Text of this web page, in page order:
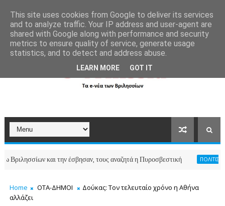
και την έσβησαν, τους αναζητά η Πυροσβεστική ΠΟΛΙΤΙΣΜΟΣ-
Home ΟΤΑ-ΔΗΜΟΙ
Δούκας: Τον τελευταίο χρόνο η Αθήνα
αλλάζει
This site uses cookies from Google to deliver its services
and to analyze traffic. Your IP address and user-agent are
shared with Google along with performance and security
metrics to ensure quality of service, generate usage
statistics, and to detect and address abuse.
LEARN MORE GOT IT